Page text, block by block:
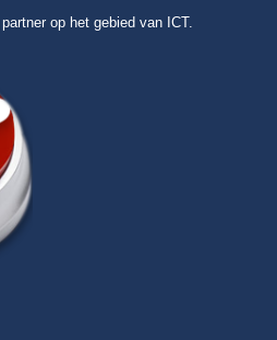
op het gebied van ICT.